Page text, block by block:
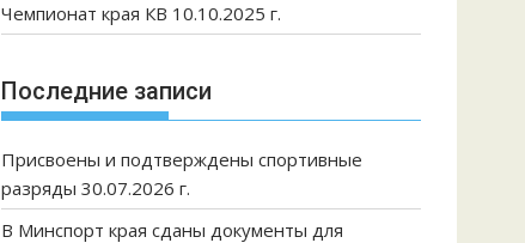
Чемпионат края КВ 10.10.2025 г.
Последние записи
Присвоены и подтверждены спортивные
разряды 30.07.2026 г.
В Минспорт края сданы документы для